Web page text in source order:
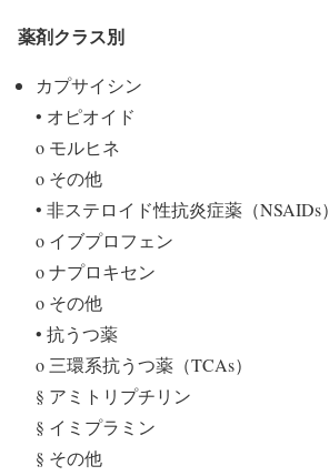
薬剤クラス別
カプサイシン
• オピオイド
o モルヒネ
o その他
• 非ステロイド性抗炎症薬（NSAIDs）
o イブプロフェン
o ナプロキセン
o その他
• 抗うつ薬
o 三環系抗うつ薬（TCAs）
§ アミトリプチリン
§ イミプラミン
§ その他